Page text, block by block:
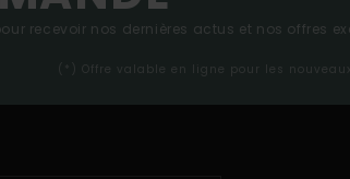
recevoir nos dernières actus et nos offres
(*) Offre valable en ligne pour les